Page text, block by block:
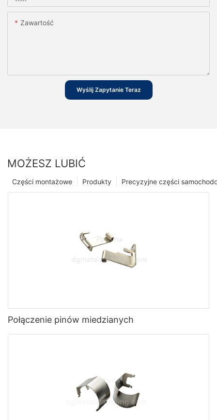
Zawartość
Wyślij Zapytanie Teraz
MOŻESZ LUBIĆ
Precyzyjne części
Produkty
Części montażowe
Połączenie pinów miedzianych